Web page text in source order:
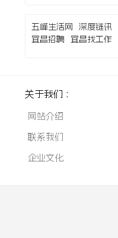
五峰生活网 深度链讯
宜昌招聘
宜昌找工作
关于我们 :
网站介绍
联系我们
企业文化